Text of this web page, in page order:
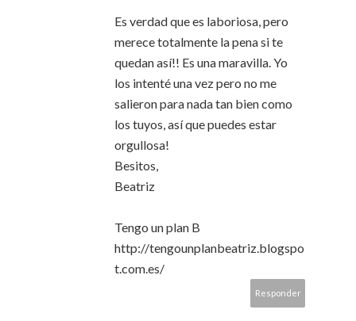
Es verdad que es laboriosa, pero
merece totalmente la pena si te
quedan así!! Es una maravilla. Yo
los intenté una vez pero no me
salieron para nada tan bien como
los tuyos, así que puedes estar
orgullosa!
Besitos,
Beatriz
Tengo un plan B
http://tengounplanbeatriz.blogspo
t.com.es/
Responder